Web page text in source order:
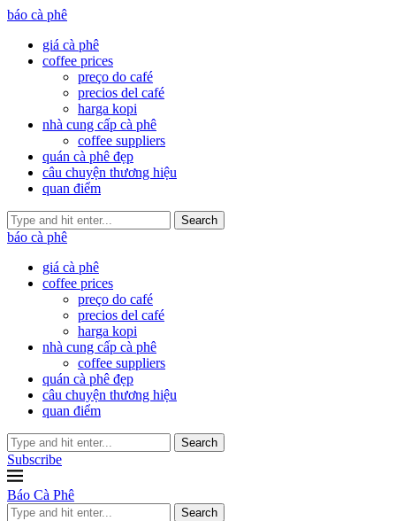
báo cà phê
giá cà phê
coffee prices
preço do café
precios del café
harga kopi
nhà cung cấp cà phê
coffee suppliers
quán cà phê đẹp
câu chuyện thương hiệu
quan điểm
Search
báo cà phê
giá cà phê
coffee prices
preço do café
precios del café
harga kopi
nhà cung cấp cà phê
coffee suppliers
quán cà phê đẹp
câu chuyện thương hiệu
quan điểm
Search
Subscribe
Báo Cà Phê
Search